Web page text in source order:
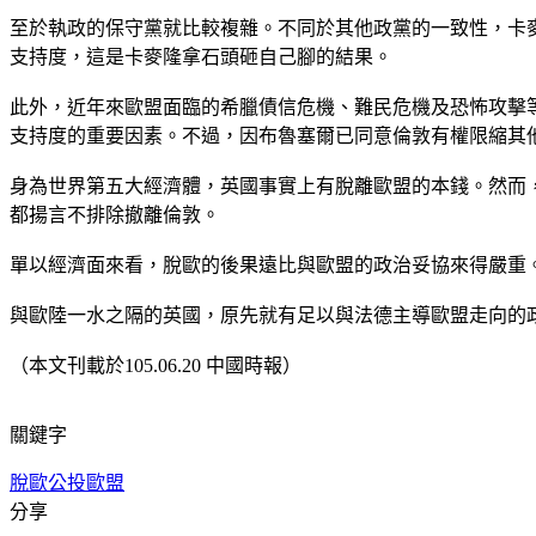
至於執政的保守黨就比較複雜。不同於其他政黨的一致性，
支持度，這是卡麥隆拿石頭砸自己腳的結果。
此外，近年來歐盟面臨的希臘債信危機、難民危機及恐怖攻擊
支持度的重要因素。不過，因布魯塞爾已同意倫敦有權限縮
身為世界第五大經濟體，英國事實上有脫離歐盟的本錢。然
都揚言不排除撤離倫敦。
單以經濟面來看，脫歐的後果遠比與歐盟的政治妥協來得嚴重
與歐陸一水之隔的英國，原先就有足以與法德主導歐盟走向
（本文刊載於105.06.20 中國時報）
關鍵字
脫歐公投歐盟
分享